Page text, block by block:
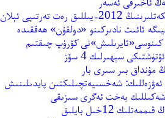
تەرتىپى ئېلان قىلىندى
ئائىت نادىركىنو «دولقۇن» ھەققىدە
كىنوسى«ئايرىلىش»نى كۆرۈپ چىقتىم
سېھىرلىك 4 سۆز
مۇنداق بىر سىرى بار
شەخسىيەتچىلىكتىن پايدىلىنىش
12خىل بايلىق